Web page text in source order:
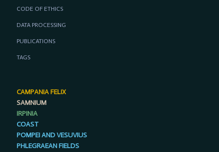
CODE OF ETHICS
DATA PROCESSING
PUBLICATIONS
TAGS
CAMPANIA FELIX
SAMNIUM
IRPINIA
COAST
POMPEI AND VESUVIUS
PHLEGRAEAN FIELDS